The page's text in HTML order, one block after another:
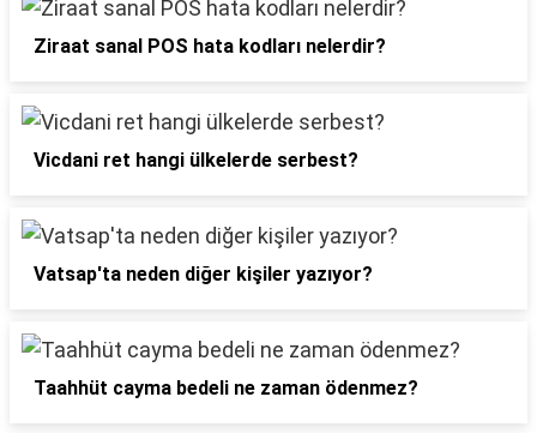
Ziraat sanal POS hata kodları nelerdir?
Vicdani ret hangi ülkelerde serbest?
Vatsap'ta neden diğer kişiler yazıyor?
Taahhüt cayma bedeli ne zaman ödenmez?